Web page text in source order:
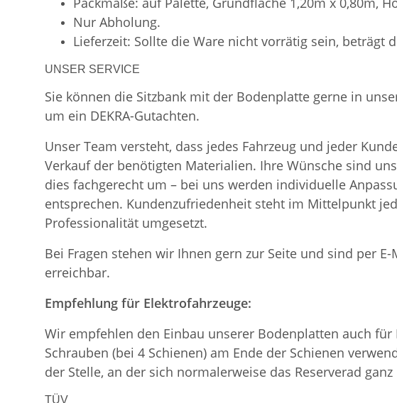
Nur Abholung.
Lieferzeit: Sollte die Ware nicht vorrätig sein, beträgt
UNSER SERVICE
Sie können die Sitzbank mit der Bodenplatte gerne in
um ein DEKRA-Gutachten.
Unser Team versteht, dass jedes Fahrzeug und jeder
Verkauf der benötigten Materialien. Ihre Wünsche sind
dies fachgerecht um – bei uns werden individuelle
entsprechen. Kundenzufriedenheit steht im Mittelpunkt
Professionalität umgesetzt.
Bei Fragen stehen wir Ihnen gern zur Seite und sind per
erreichbar.
Empfehlung für Elektrofahrzeuge:
Wir empfehlen den Einbau unserer Bodenplatten auch für
Schrauben (bei 4 Schienen) am Ende der Schienen
der Stelle, an der sich normalerweise das Reserverad
TÜV